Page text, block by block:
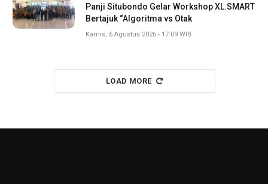
Panji Situbondo Gelar Workshop XL.SMART
Bertajuk “Algoritma vs Otak
Kamis, 6 Agustus 2026 - 17:09 WIB
LOAD MORE